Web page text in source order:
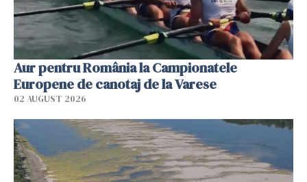
Aur pentru România la Campionatele
Europene de canotaj de la Varese
02 AUGUST 2026